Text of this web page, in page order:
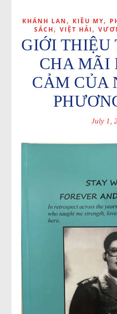
KHÁNH LAN , KIỀU MY,
SÁCH , VIỆT HẢI ,
GIỚI THIỆU
CHA MÃI
CẢM CỦA
July 1,